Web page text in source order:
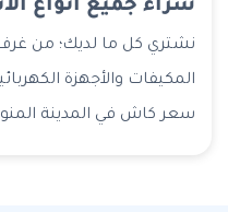
شراء جميع أنواع
نشتري كل ما لديك؛ من
المكيفات والأجهزة
سعر كاش في المدينة